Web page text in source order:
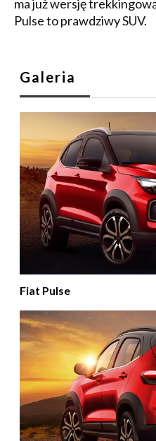
ma już wersję
Pulse to prawdziwy SUV.
Galeria
Fiat Pulse